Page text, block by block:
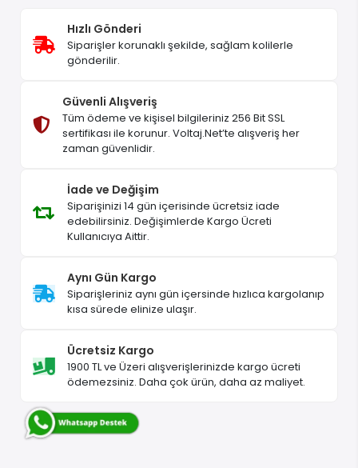
Hızlı Gönderi
Siparişler korunaklı şekilde, sağlam kolilerle
gönderilir.
Güvenli Alışveriş
Tüm ödeme ve kişisel bilgileriniz 256 Bit SSL
sertifikası ile korunur. Voltaj.Net’te alışveriş her
zaman güvenlidir.
İade ve Değişim
Siparişinizi 14 gün içerisinde ücretsiz iade
edebilirsiniz. Değişimlerde Kargo Ücreti
Kullanıcıya Aittir.
Aynı Gün Kargo
Siparişleriniz aynı gün içersinde hızlıca kargolanıp
kısa sürede elinize ulaşır.
Ücretsiz Kargo
1900 TL ve Üzeri alışverişlerinizde kargo ücreti
ödemezsiniz. Daha çok ürün, daha az maliyet.